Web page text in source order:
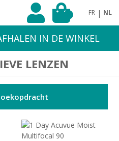
FR | NL
IN DE WINKEL
LENZEN